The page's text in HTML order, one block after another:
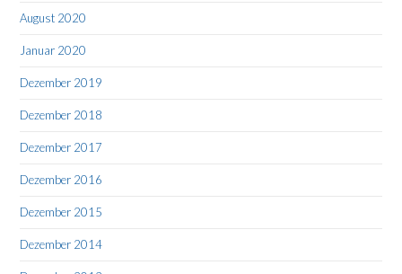
August 2020
Januar 2020
Dezember 2019
Dezember 2018
Dezember 2017
Dezember 2016
Dezember 2015
Dezember 2014